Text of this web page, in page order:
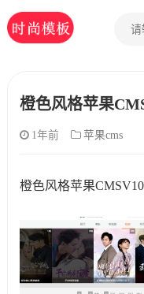
橙色风格苹果
1年前 苹果cms
橙色风格苹果